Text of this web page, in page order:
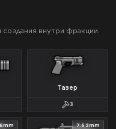
внутри фракции.
Тазер
3
7.62mm